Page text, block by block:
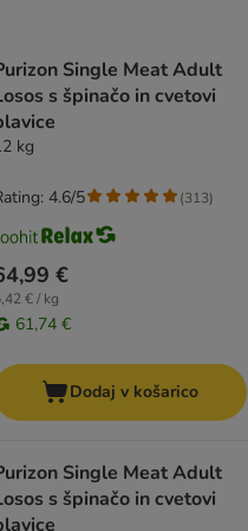
Single Meat Adult
s špinačo in cvetovi
kg
€
€ / kg
61,74 €
4.6/5 (313)
Dodaj v košarico
Single Meat Adult
s špinačo in cvetovi